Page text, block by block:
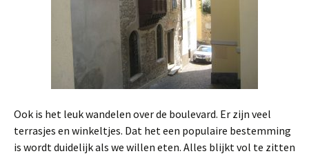
Ook is het leuk wandelen over de boulevard. Er zijn veel
terrasjes en winkeltjes. Dat het een populaire bestemming
is wordt duidelijk als we willen eten. Alles blijkt vol te zitten